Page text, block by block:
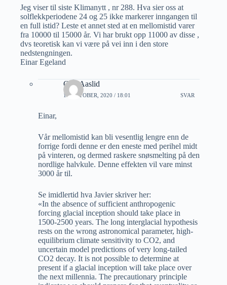
Jeg viser til siste Klimanytt , nr 288. Hva sier oss at
solflekkperiodene 24 og 25 ikke markerer inngangen til
en full istid? Leste et annet sted at en mellomistid varer
fra 10000 til 15000 år. Vi har brukt opp 11000 av disse ,
dvs teoretisk kan vi være på vei inn i den store
nedstengningen.
Einar Egeland
Geir Aaslid
11 OKTOBER, 2020 / 18:01 SVAR
Einar,
Vår mellomistid kan bli vesentlig lengre enn de
forrige fordi denne er den eneste med perihel midt
på vinteren, og dermed raskere snøsmelting på den
nordlige halvkule. Denne effekten vil vare minst
3000 år til.
Se imidlertid hva Javier skriver her:
«In the absence of sufficient anthropogenic
forcing glacial inception should take place in
1500-2500 years. The long interglacial hypothesis
rests on the wrong astronomical parameter, high-
equilibrium climate sensitivity to CO2, and
uncertain model predictions of very long-tailed
CO2 decay. It is not possible to determine at
present if a glacial inception will take place over
the next millennia. The precautionary principle